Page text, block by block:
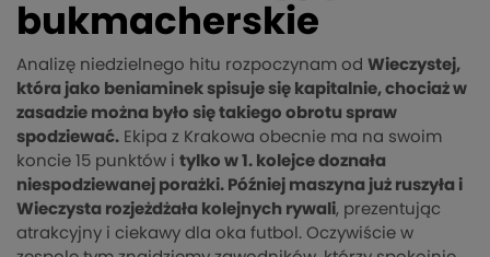
bukmacherskie
Analizę niedzielnego hitu rozpoczynam od Wieczystej,
która jako beniaminek spisuje się kapitalnie, chociaż w
zasadzie można było się takiego obrotu spraw
spodziewać. Ekipa z Krakowa obecnie ma na swoim
koncie 15 punktów i tylko w 1. kolejce doznała
niespodziewanej porażki. Później maszyna już ruszyła i
Wieczysta rozjeżdżała kolejnych rywali, prezentując
atrakcyjny i ciekawy dla oka futbol. Oczywiście w